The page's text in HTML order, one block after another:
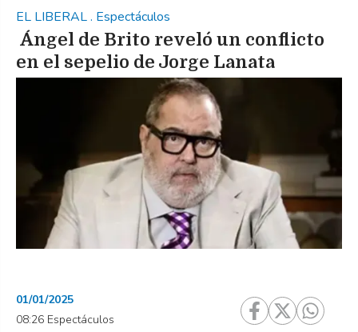
EL LIBERAL. Espectáculos
Ángel de Brito reveló un conflicto
en el sepelio de Jorge Lanata
01/01/2025
08:26 Espectáculos